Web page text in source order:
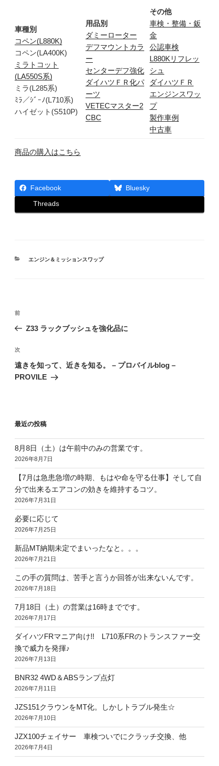
車種別
コペン(L880K)
コペン(LA400K)
ミラトコット
(LA550S系)
ミラ(L285系)
ﾐﾗ／ｼﾞｰﾉ(L710系)
ハイゼット(S510P)
用品別
ダミーローター
デフマウントカラ
ー
センターデフ強化
ダイハツＦＲ化パ
ーツ
VETECマスター2
CBC
その他
車検・整備・鈑
金
公認車検
L880Kリフレッ
シュ
ダイハツＦＲ
エンジンスワッ
プ
製作車例
中古車
商品の購入はこちら
Facebook Bluesky
Threads
カ
エンジン＆ミッションスワップ
投
ビ
ゲ
ー
前
の
稿
前
Z33 ラックブッシュを強化品に
次
の
投
次
遠きを知って、近きを知る。 – プロバイルblog –
PROVILE
最近の投稿
8月8日（土）は午前中のみの営業です。
2026年8月7日
【7月は急患急増の時期、もはや命を守る仕事】そして自
分で出来るエアコンの効きを維持するコツ。
2026年7月31日
必要に応じて
2026年7月25日
新品MT納期未定でまいったなと。。。
2026年7月21日
この手の質問は、苦手と言うか回答が出来ないんです。
2026年7月18日
7月18日（土）の営業は16時までです。
2026年7月17日
ダイハツFRマニア向け!! L710系FRのトランスファー交
換で威力を発揮♪
2026年7月13日
BNR32 4WD＆ABSランプ点灯
2026年7月11日
JZS151クラウンをMT化。しかしトラブル発生☆
2026年7月10日
JZX100チェイサー 車検ついでにクラッチ交換、他
2026年7月4日